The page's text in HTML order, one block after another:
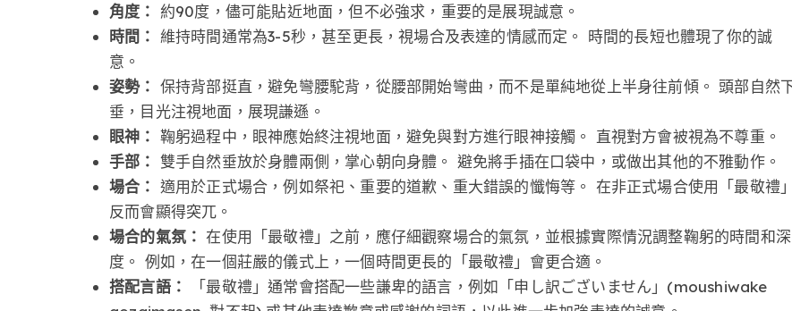
角度：
約90度，儘可能貼近地面，但不必強求，重要的是展現誠意。
時間：
維持時間通常為3-5秒，甚至更長，視場合及表達的情感而定。 時間的長短也體現了你的誠
意。
姿勢： 保持背部挺直，避免彎腰駝背，從腰部開始彎曲，而不是單純地從上半身往前傾。 頭部自然
垂，目光注視地面，展現謙遜。
眼神： 鞠躬過程中，眼神應始終注視地面，避免與對方進行眼神接觸。 直視對方會被視為不尊重。
手部： 雙手自然垂放於身體兩側，掌心朝向身體。 避免將手插在口袋中，或做出其他的不雅動作。
場合： 適用於正式場合，例如祭祀、重要的道歉、重大錯誤的懺悔等。 在非正式場合使用「最敬禮」
反而會顯得突兀。
場合的氣氛： 在使用「最敬禮」之前，應仔細觀察場合的氣氛，並根據實際情況調整鞠躬的時間和深
度。 例如，在一個莊嚴的儀式上，一個時間更長的「最敬禮」會更合適。
搭配言語：
「最敬禮」通常會搭配一些謙卑的語言，例如「申し訳ございません」(moushiwake